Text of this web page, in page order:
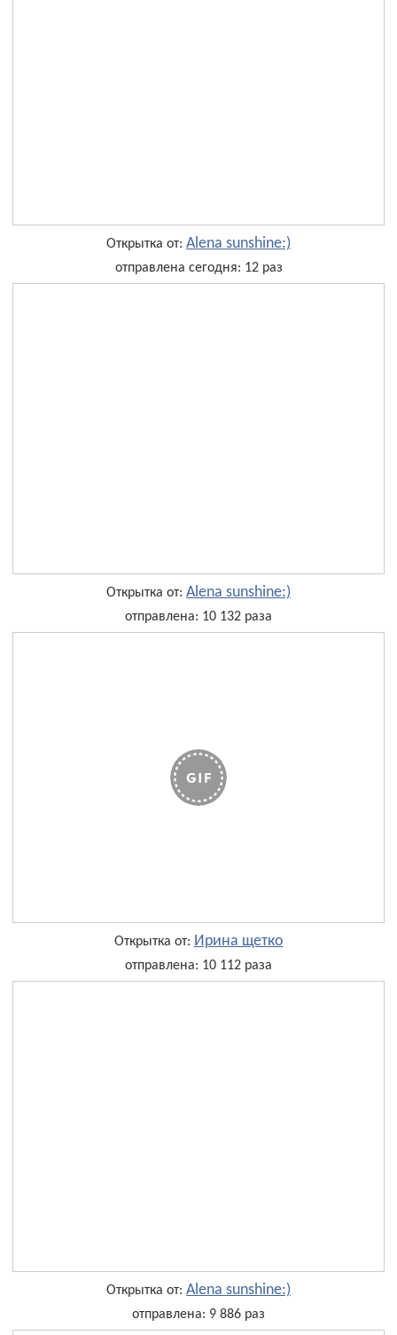
Открытка от: Alena sunshine:)
отправлена сегодня: 12 раз
Открытка от: Alena sunshine:)
отправлена: 10 132 раза
Открытка от: Ирина щетко
отправлена: 10 112 раза
Открытка от: Alena sunshine:)
отправлена: 9 886 раз